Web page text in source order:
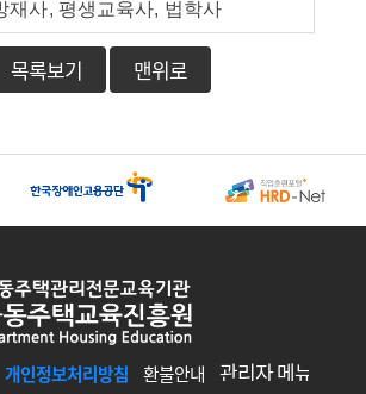
재사, 평생교육사, 법학사
목록보기 맨위로
개인정보처리방침 환불안내